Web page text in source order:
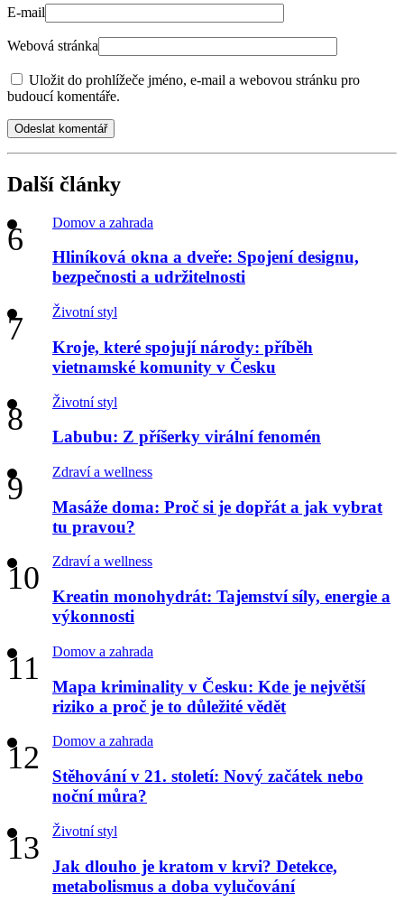
E-mail
Webová stránka
Uložit do prohlížeče jméno, e-mail a webovou stránku pro
budoucí komentáře.
Odeslat komentář
Další články
Domov a zahrada
Hliníková okna a dveře: Spojení designu,
bezpečnosti a udržitelnosti
Životní styl
Kroje, které spojují národy: příběh
vietnamské komunity v Česku
Životní styl
Labubu: Z příšerky virální fenomén
Zdraví a wellness
Masáže doma: Proč si je dopřát a jak vybrat
tu pravou?
Zdraví a wellness
Kreatin monohydrát: Tajemství síly, energie a
výkonnosti
Domov a zahrada
Mapa kriminality v Česku: Kde je největší
riziko a proč je to důležité vědět
Domov a zahrada
Stěhování v 21. století: Nový začátek nebo
noční můra?
Životní styl
Jak dlouho je kratom v krvi? Detekce,
metabolismus a doba vylučování